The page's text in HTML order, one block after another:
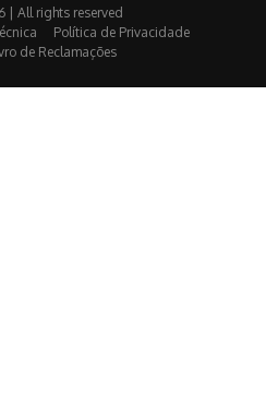
| All rights reserved
Política de Privacidade
de Reclamações